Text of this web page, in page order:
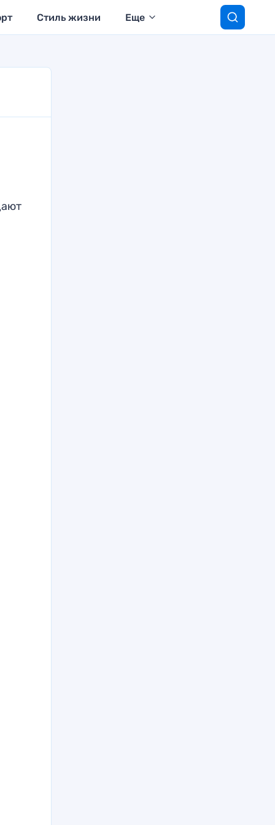
Стиль жизни Еще